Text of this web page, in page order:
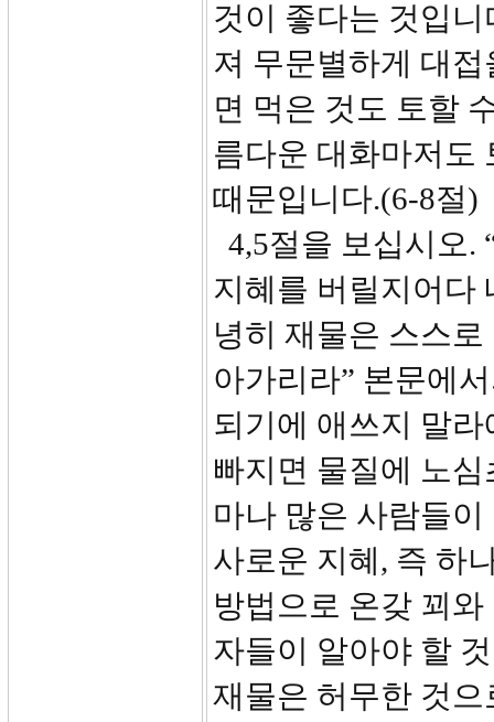
것이 좋다는 것입
져 무문별하게 대
면 먹은 것도 토할
름다운 대화마저도
때문입니다.(6-8절)
4,5절을 보십시오.
지혜를 버릴지어다
녕히 재물은 스스
아가리라” 본문에
되기에 애쓰지 말
빠지면 물질에 노
마나 많은 사람들
사로운 지혜, 즉 하
방법으로 온갖 꾀
자들이 알아야 할
재물은 허무한 것